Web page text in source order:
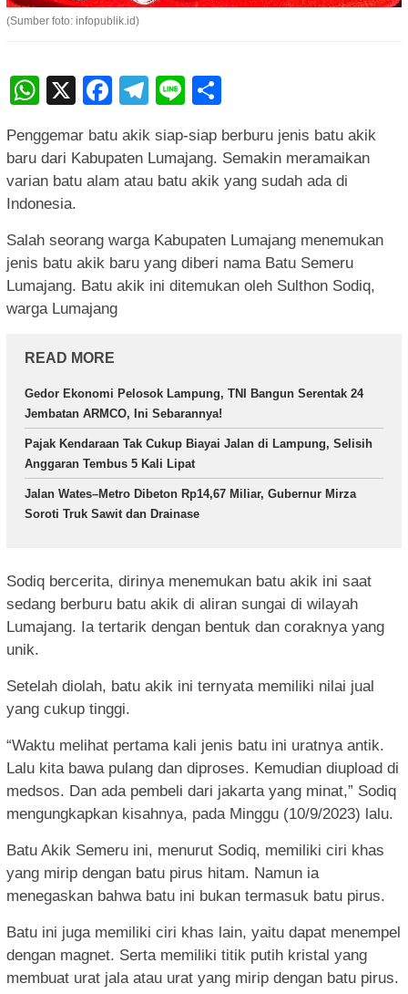
(Sumber foto: infopublik.id)
WhatsApp
X Facebook
Telegram
Line
Penggemar batu akik siap-siap berburu jenis batu akik
baru dari Kabupaten Lumajang. Semakin meramaikan
varian batu alam atau batu akik yang sudah ada di
Indonesia.
Salah seorang warga Kabupaten Lumajang menemukan
jenis batu akik baru yang diberi nama Batu Semeru
Lumajang. Batu akik ini ditemukan oleh Sulthon Sodiq,
warga Lumajang
READ MORE
Gedor Ekonomi Pelosok Lampung, TNI Bangun Serentak 24
Jembatan ARMCO, Ini Sebarannya!
Pajak Kendaraan Tak Cukup Biayai Jalan di Lampung, Selisih
Anggaran Tembus 5 Kali Lipat
Jalan Wates–Metro Dibeton Rp14,67 Miliar, Gubernur Mirza
Soroti Truk Sawit dan Drainase
Sodiq bercerita, dirinya menemukan batu akik ini saat
sedang berburu batu akik di aliran sungai di wilayah
Lumajang. Ia tertarik dengan bentuk dan coraknya yang
unik.
Setelah diolah, batu akik ini ternyata memiliki nilai jual
yang cukup tinggi.
“Waktu melihat pertama kali jenis batu ini uratnya antik.
Lalu kita bawa pulang dan diproses. Kemudian diupload di
medsos. Dan ada pembeli dari jakarta yang minat,” Sodiq
mengungkapkan kisahnya, pada Minggu (10/9/2023) lalu.
Batu Akik Semeru ini, menurut Sodiq, memiliki ciri khas
yang mirip dengan batu pirus hitam. Namun ia
menegaskan bahwa batu ini bukan termasuk batu pirus.
Batu ini juga memiliki ciri khas lain, yaitu dapat menempel
dengan magnet. Serta memiliki titik putih kristal yang
membuat urat jala atau urat yang mirip dengan batu pirus.